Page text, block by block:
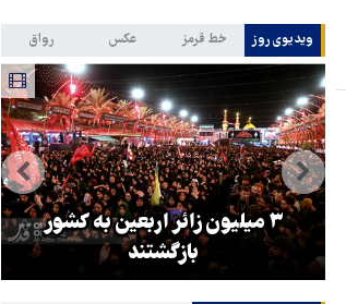
ویدیوی روز خط قرمز عکس رواق
۳ میلیون زائر اربعین به کشور
بازگشتند